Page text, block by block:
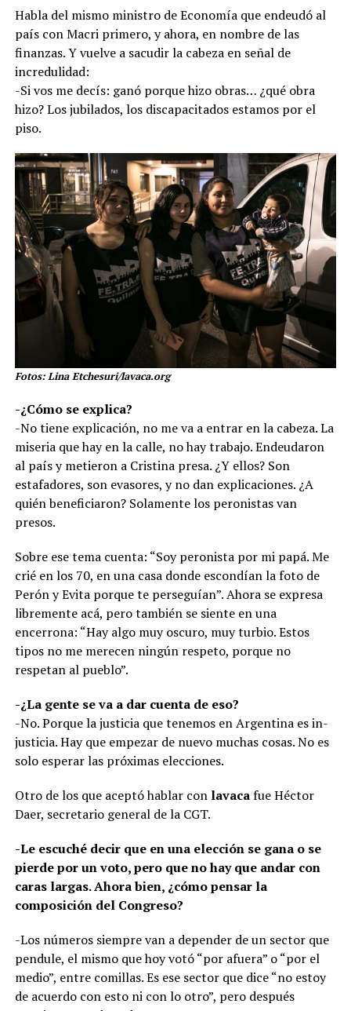
Habla del mismo ministro de Economía que endeudó al
país con Macri primero, y ahora, en nombre de las
finanzas. Y vuelve a sacudir la cabeza en señal de
incredulidad:
-Si vos me decís: ganó porque hizo obras… ¿qué obra
hizo? Los jubilados, los discapacitados estamos por el
piso.
Fotos: Lina Etchesuri/lavaca.org
-¿Cómo se explica?
-No tiene explicación, no me va a entrar en la cabeza. La
miseria que hay en la calle, no hay trabajo. Endeudaron
al país y metieron a Cristina presa. ¿Y ellos? Son
estafadores, son evasores, y no dan explicaciones. ¿A
quién beneficiaron? Solamente los peronistas van
presos.
Sobre ese tema cuenta: “Soy peronista por mi papá. Me
crié en los 70, en una casa donde escondían la foto de
Perón y Evita porque te perseguían”. Ahora se expresa
libremente acá, pero también se siente en una
encerrona: “Hay algo muy oscuro, muy turbio. Estos
tipos no me merecen ningún respeto, porque no
respetan al pueblo”.
-¿La gente se va a dar cuenta de eso?
-No. Porque la justicia que tenemos en Argentina es in-
justicia. Hay que empezar de nuevo muchas cosas. No es
solo esperar las próximas elecciones.
Otro de los que aceptó hablar con lavacafue Héctor
Daer, secretario general de la CGT.
-Le escuché decir que en una elección se gana o se
pierde por un voto, pero que no hay que andar con
caras largas. Ahora bien, ¿cómo pensar la
composición del Congreso?
-Los números siempre van a depender de un sector que
pendule, el mismo que hoy votó “por afuera” o “por el
medio”, entre comillas. Es ese sector que dice “no estoy
de acuerdo con esto ni con lo otro”, pero después